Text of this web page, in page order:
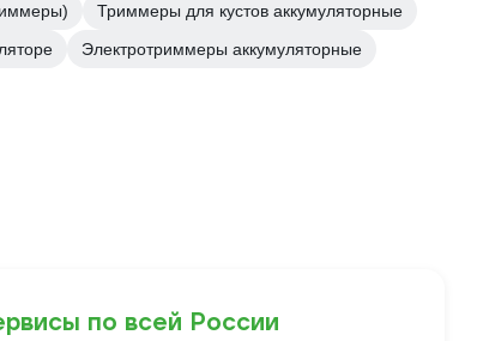
Триммеры для кустов аккумуляторные
Электротриммеры аккумуляторные
по всей России